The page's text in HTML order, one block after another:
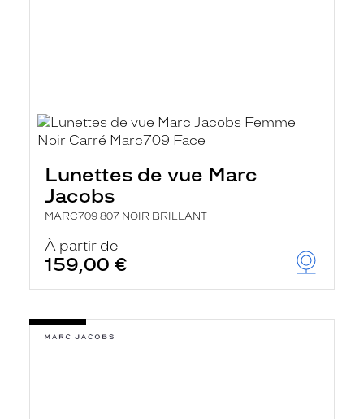
Lunettes de vue Marc
Jacobs
MARC709 807 NOIR BRILLANT
À partir de
159,00 €